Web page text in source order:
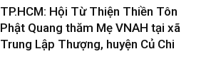
TP.HCM: Hội Từ Thiện Thiền Tôn
Phật Quang thăm Mẹ VNAH tại xã
Trung Lập Thượng, huyện Củ Chi